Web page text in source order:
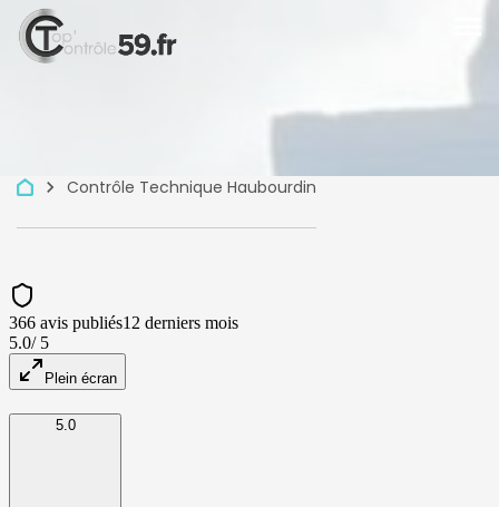
keyboard_arrow_right Contrôle Technique Haubourdin